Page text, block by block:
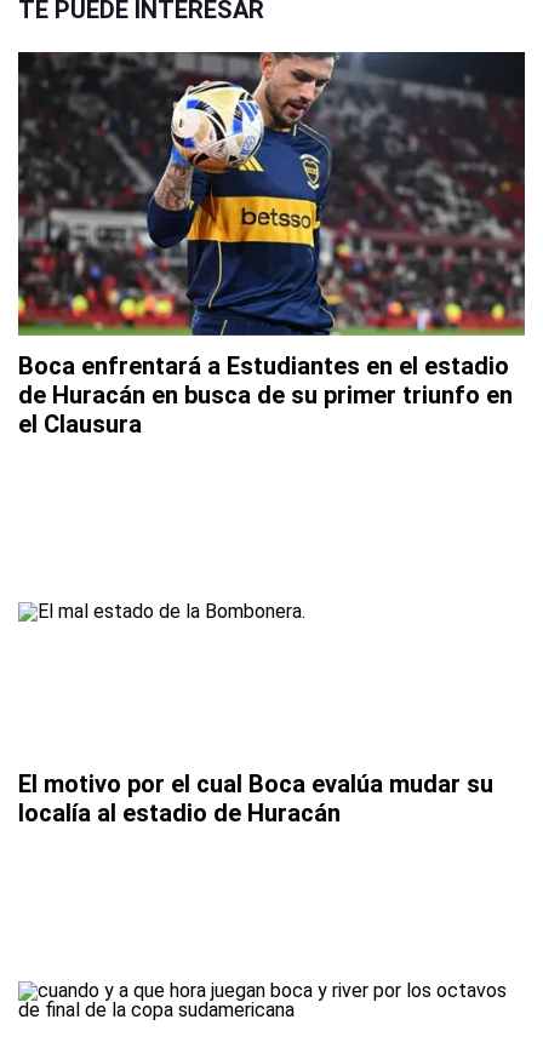
TE PUEDE INTERESAR
Boca enfrentará a Estudiantes en el estadio
de Huracán en busca de su primer triunfo en
el Clausura
El motivo por el cual Boca evalúa mudar su
localía al estadio de Huracán